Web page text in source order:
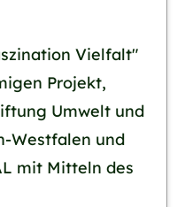
Vielfalt"
Projekt,
Umwelt und
Westfalen und
mit Mitteln des